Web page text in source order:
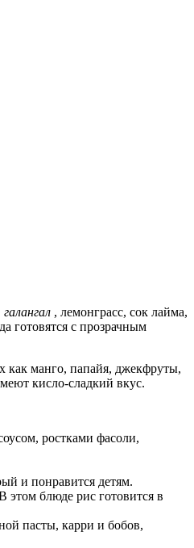
галангал , лемонграсс, сок лайма,
готовятся с прозрачным
как манго, папайя, джекфруты,
кисло-сладкий вкус.
ростками фасоли,
и понравится детям.
блюде рис готовится в
пасты, карри и бобов,